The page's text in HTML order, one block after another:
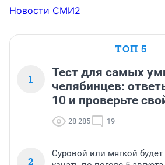
Новости СМИ2
ТОП 5
1
Тест для самых
челябинцев:
10 и проверьте
28 285 19
2
Суровой или мягкой